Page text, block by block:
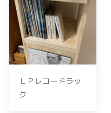
ＬＰレコードラッ
ク